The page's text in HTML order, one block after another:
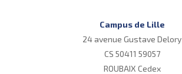
Campus de Lille
24 avenue Gustave Delory
CS 50411 59057
ROUBAIX Cedex